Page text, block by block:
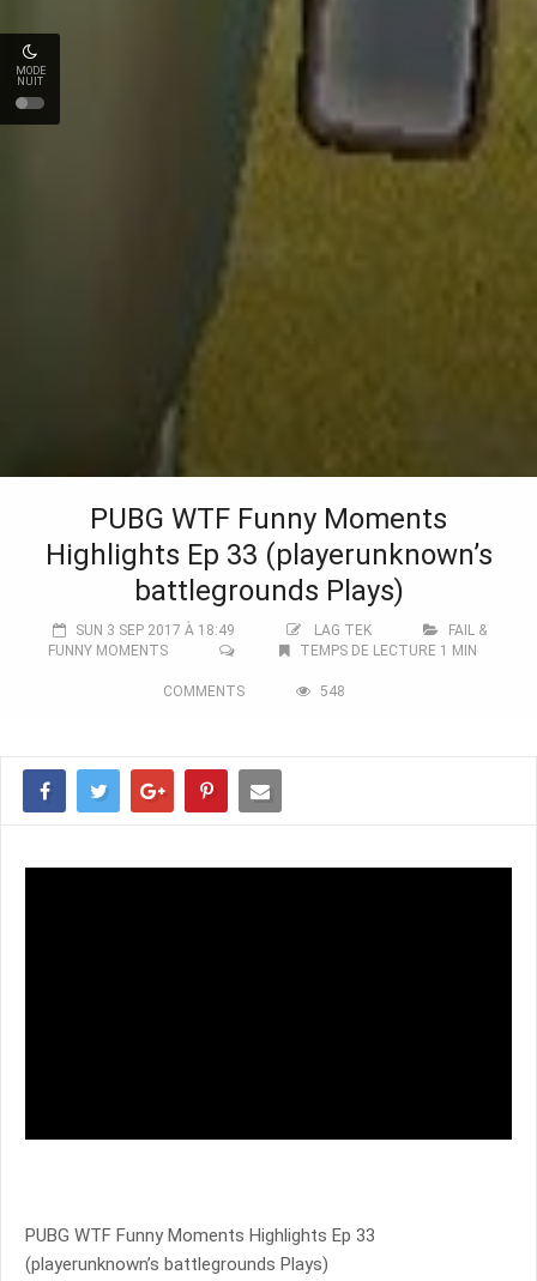
MODE
NUIT
PUBG WTF Funny Moments
Highlights Ep 33 (playerunknown’s
battlegrounds Plays)
SUN 3 SEP 2017 À 18:49 LAG TEK
FAIL &
FUNNY MOMENTS
TEMPS DE LECTURE 1 MIN
COMMENTS 548
PUBG WTF Funny Moments Highlights Ep 33
(playerunknown’s battlegrounds Plays)